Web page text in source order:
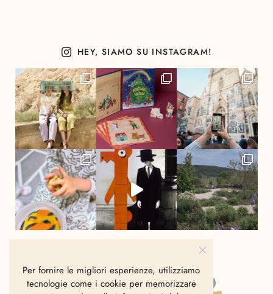
HEY, SIAMO SU INSTAGRAM!
Per fornire le migliori esperienze, utilizziamo
tecnologie come i cookie per memorizzare